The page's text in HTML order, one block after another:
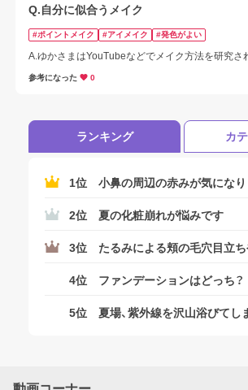
Q.自分に似合うメイク
#ポイントメイク #アイメイク #発色がよい
A.ゆかさまはYouTubeなどでメイク方法を研究さ
参考になった 0
ランキング カ
1位 小鼻の周辺の赤みが気にな
2位 夏の化粧崩れが悩みです
3位 たるみによる頬の毛穴目立ち
4位 ファンデーションはどっち？
5位 夏場、紫外線を沢山浴びてし